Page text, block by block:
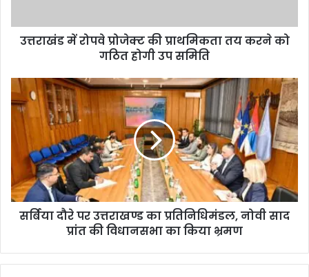
उत्तराखंड में रोपवे प्रोजेक्ट की प्राथमिकता तय करने को
गठित होगी उप समिति
सर्बिया दौरे पर उत्तराखण्ड का प्रतिनिधिमंडल, नोवी साद
प्रांत की विधानसभा का किया भ्रमण